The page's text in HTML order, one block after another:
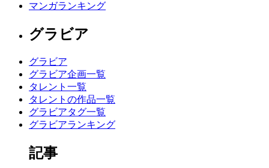
マンガランキング
グラビア
グラビア
グラビア企画一覧
タレント一覧
タレントの作品一覧
グラビアタグ一覧
グラビアランキング
記事